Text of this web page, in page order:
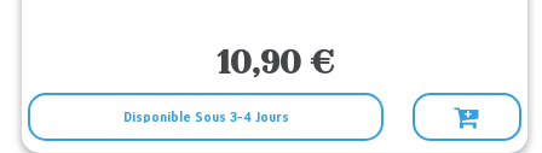
10,90 €
Disponible Sous 3-4 Jours